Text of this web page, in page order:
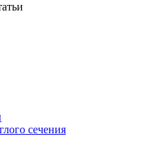
сечения